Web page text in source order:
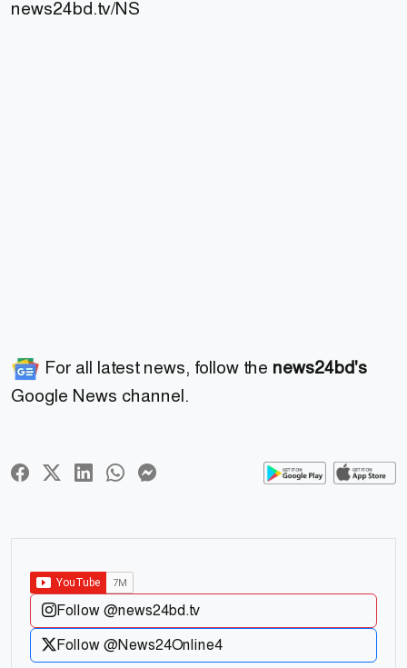
news24bd.tv/NS
For all latest news, follow the news24bd's
Google News channel.
Follow @news24bd.tv
Follow @News24Online4